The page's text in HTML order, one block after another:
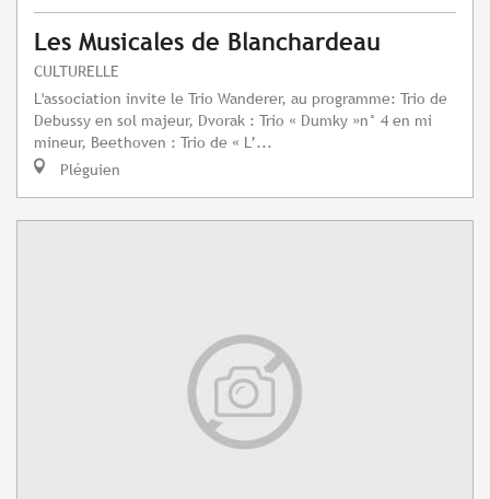
Les Musicales de Blanchardeau
CULTURELLE
L'association invite le Trio Wanderer, au programme: Trio de
Debussy en sol majeur, Dvorak : Trio « Dumky »n° 4 en mi
mineur, Beethoven : Trio de « L’...
Pléguien